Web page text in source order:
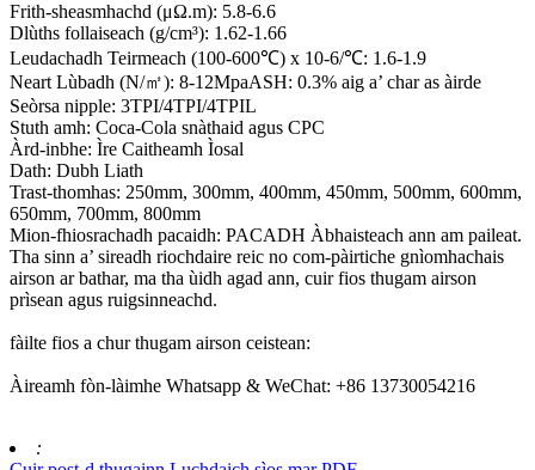
Frith-sheasmhachd (μΩ.m): 5.8-6.6
Dlùths follaiseach (g/cm³): 1.62-1.66
Leudachadh Teirmeach (100-600℃) x 10-6/℃: 1.6-1.9
Neart Lùbadh (N/㎡): 8-12MpaASH: 0.3% aig a’ char as àirde
Seòrsa nipple: 3TPI/4TPI/4TPIL
Stuth amh: Coca-Cola snàthaid agus CPC
Àrd-inbhe: Ìre Caitheamh Ìosal
Dath: Dubh Liath
Trast-thomhas: 250mm, 300mm, 400mm, 450mm, 500mm, 600mm,
650mm, 700mm, 800mm
Mion-fhiosrachadh pacaidh: PACADH Àbhaisteach ann am paileat.
Tha sinn a’ sireadh riochdaire reic no com-pàirtiche gnìomhachais
airson ar bathar, ma tha ùidh agad ann, cuir fios thugam airson
prìsean agus ruigsinneachd.
fàilte fios a chur thugam airson ceistean:
Àireamh fòn-làimhe Whatsapp & WeChat: +86 13730054216
: